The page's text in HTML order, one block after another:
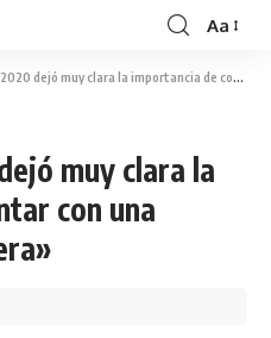
Aa
muy clara la importancia de contar con una aerolínea de bandera»
muy clara la
con una